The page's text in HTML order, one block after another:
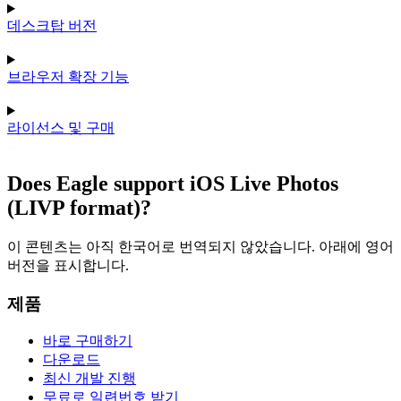
데스크탑 버전
브라우저 확장 기능
라이선스 및 구매
Does Eagle support iOS Live Photos
(LIVP format)?
이 콘텐츠는 아직 한국어로 번역되지 않았습니다. 아래에 영어
버전을 표시합니다.
제품
바로 구매하기
다운로드
최신 개발 진행
무료로 일련번호 받기